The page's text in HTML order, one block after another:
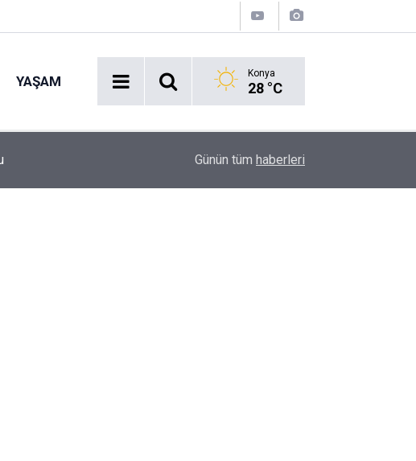
YAŞAM Konya
28 °C
Akaryakıt İstasyonunda Panik: Lastikçi
Günün tüm haberleri